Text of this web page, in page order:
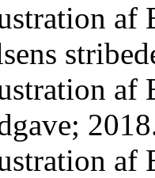
af
af
af